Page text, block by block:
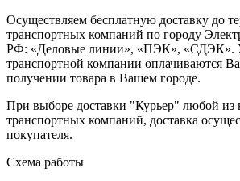
Осуществляем бесплатную доставку до
транспортных компаний по городу
РФ: «Деловые линии», «ПЭК», «СДЭК».
транспортной компании оплачиваются
получении товара в Вашем городе.
При выборе доставки "Курьер" любой
транспортных компаний, доставка
покупателя.
Схема работы